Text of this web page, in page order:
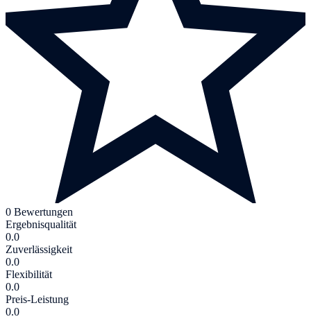
0 Bewertungen
Ergebnisqualität
0.0
Zuverlässigkeit
0.0
Flexibilität
0.0
Preis-Leistung
0.0